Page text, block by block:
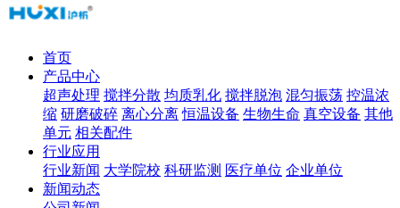
首页
产品中心
超声处理 搅拌分散 均质乳化 搅拌脱泡 混匀振荡 控温浓
缩 研磨破碎 离心分离 恒温设备 生物生命 真空设备 其他
单元 相关配件
行业应用
行业新闻 大学院校 科研监测 医疗单位 企业单位
新闻动态